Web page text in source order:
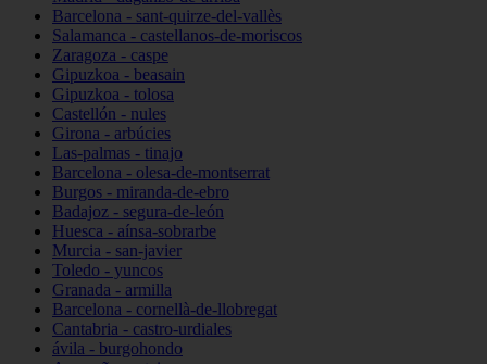
Barcelona - sant-quirze-del-vallès
Salamanca - castellanos-de-moriscos
Zaragoza - caspe
Gipuzkoa - beasain
Gipuzkoa - tolosa
Castellón - nules
Girona - arbúcies
Las-palmas - tinajo
Barcelona - olesa-de-montserrat
Burgos - miranda-de-ebro
Badajoz - segura-de-león
Huesca - aínsa-sobrarbe
Murcia - san-javier
Toledo - yuncos
Granada - armilla
Barcelona - cornellà-de-llobregat
Cantabria - castro-urdiales
ávila - burgohondo